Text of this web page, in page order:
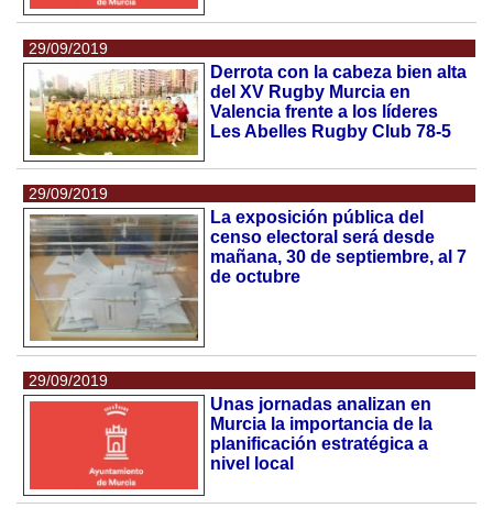
29/09/2019
Derrota con la cabeza bien alta
del XV Rugby Murcia en
Valencia frente a los líderes
Les Abelles Rugby Club 78-5
29/09/2019
La exposición pública del
censo electoral será desde
mañana, 30 de septiembre, al 7
de octubre
29/09/2019
Unas jornadas analizan en
Murcia la importancia de la
planificación estratégica a
nivel local